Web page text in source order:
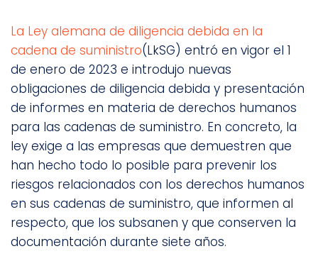
La Ley alemana de diligencia debida en la
cadena de suministro(LkSG) entró en vigor el 1
de enero de 2023 e introdujo nuevas
obligaciones de diligencia debida y presentación
de informes en materia de derechos humanos
para las cadenas de suministro. En concreto, la
ley exige a las empresas que demuestren que
han hecho todo lo posible para prevenir los
riesgos relacionados con los derechos humanos
en sus cadenas de suministro, que informen al
respecto, que los subsanen y que conserven la
documentación durante siete años.